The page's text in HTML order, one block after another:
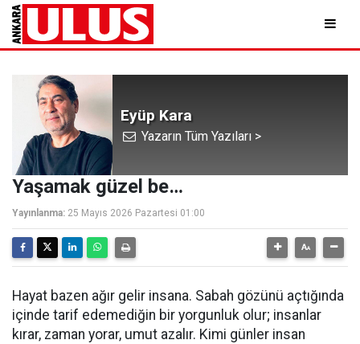
Eyüp Kara
Yazarın Tüm Yazıları >
Yaşamak güzel be…
Yayınlanma: 25 Mayıs 2026 Pazartesi 01:00
Hayat bazen ağır gelir insana. Sabah gözünü açtığında
içinde tarif edemediğin bir yorgunluk olur; insanlar
kırar, zaman yorar, umut azalır. Kimi günler insan